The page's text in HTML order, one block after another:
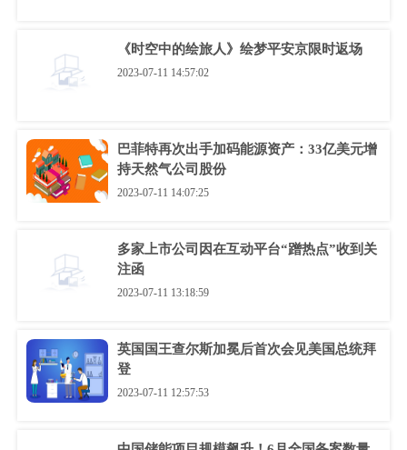
《时空中的绘旅人》绘梦平安京限时返场
2023-07-11 14:57:02
巴菲特再次出手加码能源资产：33亿美元增
持天然气公司股份
2023-07-11 14:07:25
多家上市公司因在互动平台“蹭热点”收到关
注函
2023-07-11 13:18:59
英国国王查尔斯加冕后首次会见美国总统拜
登
2023-07-11 12:57:53